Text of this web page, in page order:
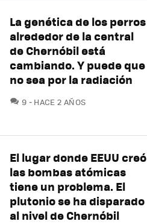
La genética de los perros
alrededor de la central
de Chernóbil está
cambiando. Y puede que
no sea por la radiación
9 COMENTARIOS
HACE 2 AÑOS
El lugar donde EEUU creó
las bombas atómicas
tiene un problema. El
plutonio se ha disparado
al nivel de Chernóbil